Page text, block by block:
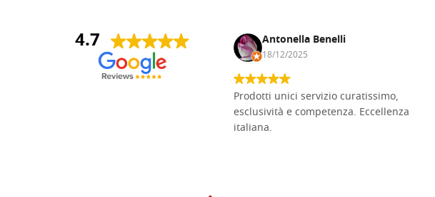
4.7
Andrea Monguzzi Antonella Benelli
18/12/2025
Prodotti unici servizio curatissimo,
esclusività e competenza. Eccellenza
italiana.